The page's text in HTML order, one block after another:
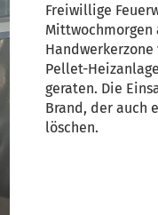
Freiwillige
Mittwochmorgen
Pellet-
geraten. Die
Brand, der auch
löschen.